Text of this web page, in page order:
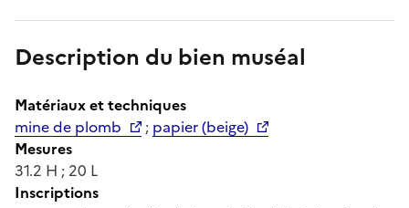
Description du bien muséal
Matériaux et techniques
mine de plomb
; papier (beige)
Mesures
31.2 H ; 20 L
Inscriptions